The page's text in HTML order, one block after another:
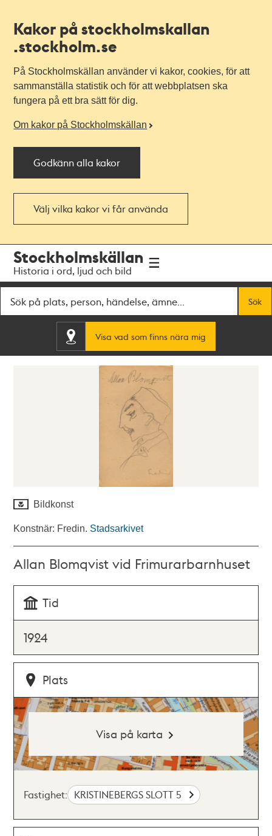
Kakor på stockholmskallan
.stockholm.se
På Stockholmskällan använder vi kakor, cookies, för att
sammanställa statistik och för att webbplatsen ska
fungera på ett bra sätt för dig.
Om kakor på Stockholmskällan
Godkänn alla kakor
Välj vilka kakor vi får använda
navigationen
huvudinnehållet
Stockholmskällan
Historia i ord, ljud och bild
Sök
Visa vad som finns nära mig
Bildkonst
Konstnär: Fredin. Stadsarkivet
Allan Blomqvist vid Frimurarbarnhuset
Tid
1924
Plats
Visa på karta
Fastighet: KRISTINEBERGS SLOTT 5